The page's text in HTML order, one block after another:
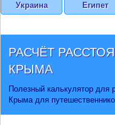
Украина Египет
РАСЧЁТ
КРЫМА
Полезный калькулятор для
Крыма для